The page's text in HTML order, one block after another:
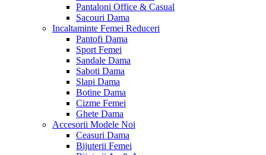
Pantaloni Office & Casual
Sacouri Dama
Incaltaminte Femei Reduceri
Pantofi Dama
Sport Femei
Sandale Dama
Saboti Dama
Slapi Dama
Botine Dama
Cizme Femei
Ghete Dama
Accesorii Modele Noi
Ceasuri Dama
Bijuterii Femei